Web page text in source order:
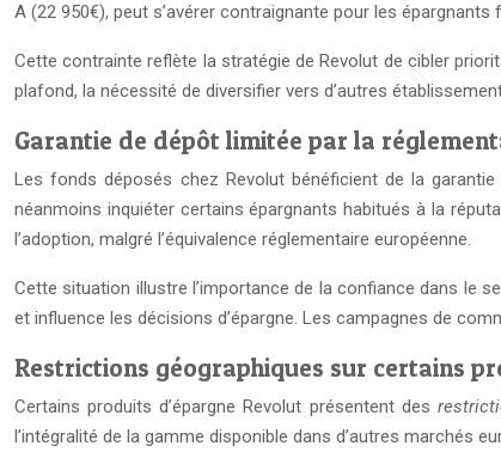
A (22 950€), peut s’avérer contraignante pour les
Cette contrainte reflète la stratégie de Revolut de cibler
plafond, la nécessité de diversifier vers d’autres
Garantie de dépôt limitée par la
Les fonds déposés chez Revolut bénéficient de la
néanmoins inquiéter certains épargnants habitués à la
l’adoption, malgré l’équivalence réglementaire européenne.
Cette situation illustre l’importance de la confiance dans le
et influence les décisions d’épargne. Les campagnes de
Restrictions géographiques sur certains
Certains produits d’épargne Revolut présentent des
l’intégralité de la gamme disponible dans d’autres marchés